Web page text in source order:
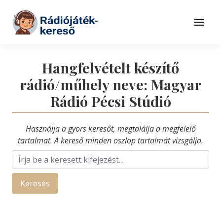
Tovább a tartalomhoz
Menü
Hangfelvételt készítő
rádió/műhely neve: Magyar
Rádió Pécsi Stúdió
Használja a gyors keresőt, megtalálja a megfelelő
tartalmat. A kereső minden oszlop tartalmát vizsgálja.
Keresés